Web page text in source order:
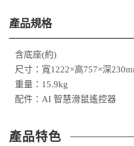
產品規格
含底座(約)
尺寸：寬1222×高757×深
重量：15.9kg
配件：AI 智慧滑鼠遙控器
產品特色